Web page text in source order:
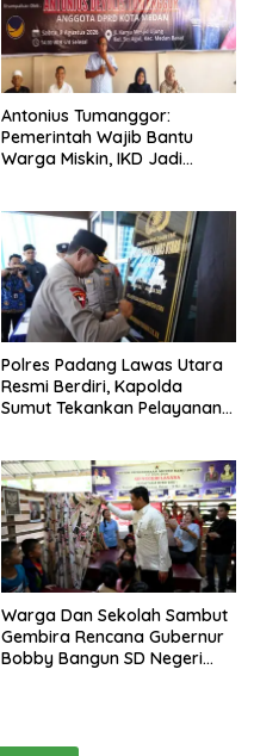
Antonius Tumanggor:
Pemerintah Wajib Bantu
Warga Miskin, IKD Jadi
Polres Padang Lawas Utara
Resmi Berdiri, Kapolda
Sumut Tekankan Pelayanan
Warga Dan Sekolah Sambut
Gembira Rencana Gubernur
Bobby Bangun SD Negeri